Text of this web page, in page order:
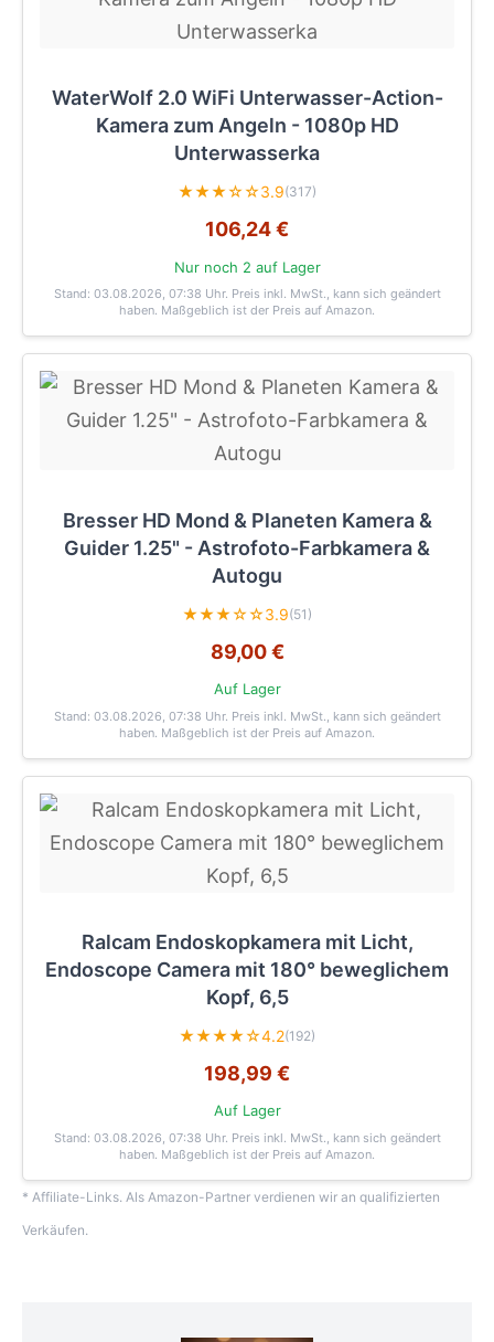
WaterWolf 2.0 WiFi Unterwasser-Action-
Kamera zum Angeln - 1080p HD
Unterwasserka
★★★☆☆3.9(317)
106,24 €
Nur noch 2 auf Lager
Stand: 03.08.2026, 07:38 Uhr. Preis inkl. MwSt., kann sich geändert
haben. Maßgeblich ist der Preis auf Amazon.
Bresser HD Mond & Planeten Kamera &
Guider 1.25" - Astrofoto-Farbkamera &
Autogu
★★★☆☆3.9(51)
89,00 €
Auf Lager
Stand: 03.08.2026, 07:38 Uhr. Preis inkl. MwSt., kann sich geändert
haben. Maßgeblich ist der Preis auf Amazon.
Ralcam Endoskopkamera mit Licht,
Endoscope Camera mit 180° beweglichem
Kopf, 6,5
★★★★☆4.2(192)
198,99 €
Auf Lager
Stand: 03.08.2026, 07:38 Uhr. Preis inkl. MwSt., kann sich geändert
haben. Maßgeblich ist der Preis auf Amazon.
* Affiliate-Links. Als Amazon-Partner verdienen wir an qualifizierten
Verkäufen.